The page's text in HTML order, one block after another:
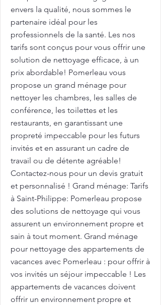
envers la qualité, nous sommes le
partenaire idéal pour les
professionnels de la santé. Les nos
tarifs sont conçus pour vous offrir une
solution de nettoyage efficace, à un
prix abordable! Pomerleau vous
propose un grand ménage pour
nettoyer les chambres, les salles de
conférence, les toilettes et les
restaurants, en garantissant une
propreté impeccable pour les futurs
invités et en assurant un cadre de
travail ou de détente agréable!
Contactez-nous pour un devis gratuit
et personnalisé ! Grand ménage: Tarifs
à Saint-Philippe: Pomerleau propose
des solutions de nettoyage qui vous
assurent un environnement propre et
sain à tout moment. Grand ménage
pour nettoyage des appartements de
vacances avec Pomerleau : pour offrir à
vos invités un séjour impeccable ! Les
appartements de vacances doivent
offrir un environnement propre et